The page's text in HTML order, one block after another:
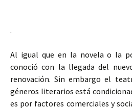
.
Al igual que en la novela o la
conoció con la llegada del
renovación. Sin embargo el
géneros literarios está
es por factores comerciales y